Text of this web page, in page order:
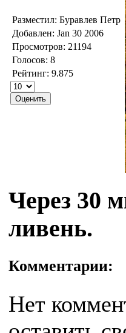
Разместил: Буравлев Петр
Добавлен: Jan 30 2006
Просмотров: 21194
Голосов: 8
Рейтинг: 9.875
Через 30
ливень.
Комментарии:
Нет